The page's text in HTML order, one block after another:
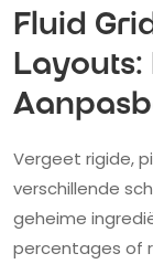
Fluid
Layouts:
Vergeet rigide,
verschillende
geheime
percentages of